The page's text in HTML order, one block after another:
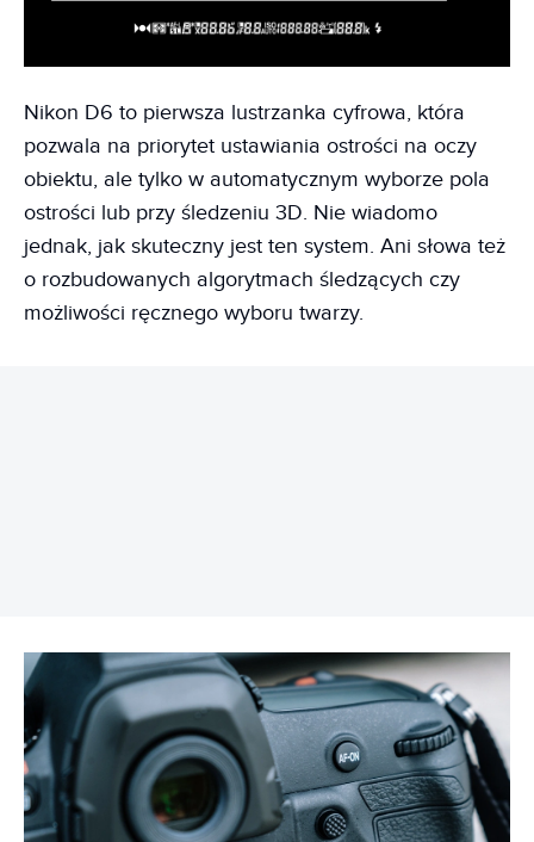
Nikon D6 to pierwsza lustrzanka cyfrowa, która
pozwala na priorytet ustawiania ostrości na oczy
obiektu, ale tylko w automatycznym wyborze pola
ostrości lub przy śledzeniu 3D. Nie wiadomo
jednak, jak skuteczny jest ten system. Ani słowa też
o rozbudowanych algorytmach śledzących czy
możliwości ręcznego wyboru twarzy.